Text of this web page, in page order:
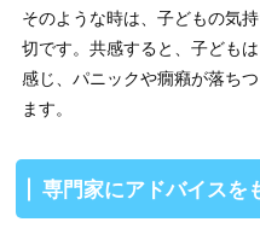
そのような時は、子どもの気
切です。共感すると、子ども
感じ、パニックや癇癪が落ち
ます。
専門家にアドバイスを